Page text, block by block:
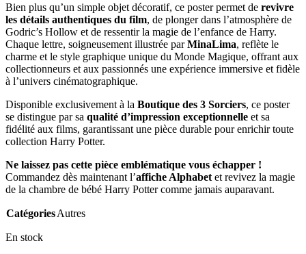
Bien plus qu’un simple objet décoratif, ce poster permet de revivre
les détails authentiques du film, de plonger dans l’atmosphère de
Godric’s Hollow et de ressentir la magie de l’enfance de Harry.
Chaque lettre, soigneusement illustrée parMinaLima, reflète le
charme et le style graphique unique du Monde Magique, offrant aux
collectionneurs et aux passionnés une expérience immersive et fidèle
à l’univers cinématographique.
Disponible exclusivement à la Boutique des 3 Sorciers, ce poster
se distingue par sa qualité d’impression exceptionnelle et sa
fidélité aux films, garantissant une pièce durable pour enrichir toute
collection Harry Potter.
Ne laissez pas cette pièce emblématique vous échapper !
Commandez dès maintenant l’affiche Alphabet et revivez la magie
de la chambre de bébé Harry Potter comme jamais auparavant.
CatégoriesAutres
En stock